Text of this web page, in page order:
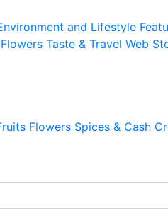
and Lifestyle
Flowers Taste & Travel Web
Flowers Spices & Cash